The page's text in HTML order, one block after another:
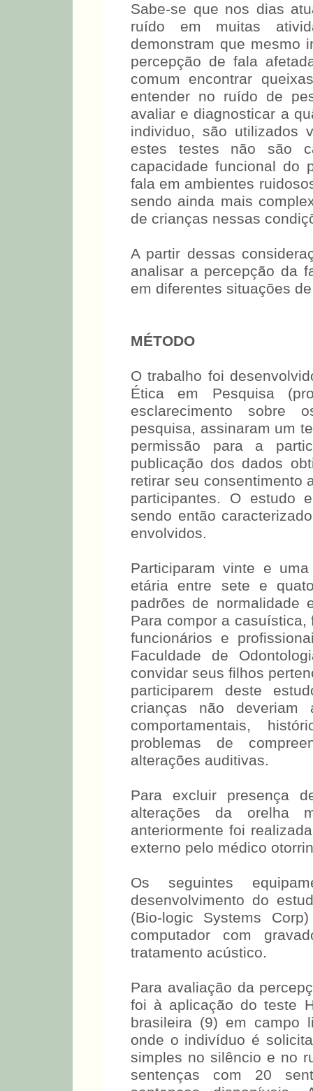
Sabe-se que nos dias
ruído em muitas
demonstram que mesmo
percepção de fala
comum encontrar
entender no ruído de
avaliar e diagnosticar a
individuo, são utilizados
estes testes não são
capacidade funcional do
fala em ambientes
sendo ainda mais
de crianças nessas
A partir dessas
analisar a percepção da
em diferentes situações
MÉTODO
O trabalho foi
Ética em Pesquisa
esclarecimento sobre
pesquisa, assinaram um
permissão para a
publicação dos dados
retirar seu consentimento
participantes. O estudo
sendo então
envolvidos.
Participaram vinte e
etária entre sete e
padrões de normalidade
Para compor a
funcionários e
Faculdade de
convidar seus filhos
participarem deste
crianças não deveriam
comportamentais,
problemas de
alterações auditivas.
Para excluir presença
alterações da orelha
anteriormente foi
externo pelo médico
Os seguintes
desenvolvimento do
(Bio-logic Systems
computador com
tratamento acústico.
Para avaliação da
foi à aplicação do teste
brasileira (9) em campo
onde o indivíduo é
simples no silêncio e no
sentenças com 20